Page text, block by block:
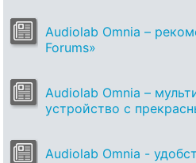
Audiolab Omnia –
Forums»
Audiolab Omnia –
устройство с
Audiolab Omnia -